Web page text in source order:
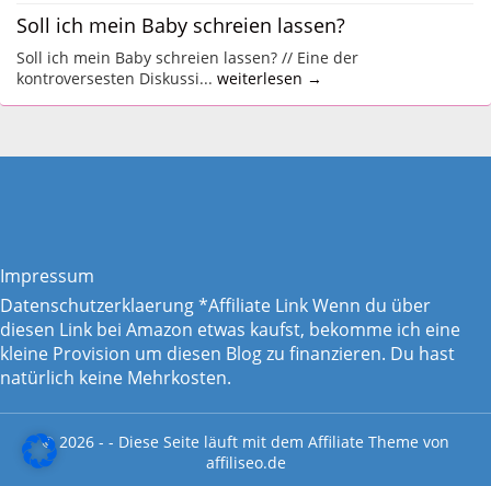
Soll ich mein Baby schreien lassen?
Soll ich mein Baby schreien lassen? // Eine der
kontroversesten Diskussi... weiterlesen →
Impressum
Datenschutzerklaerung*Affiliate Link Wenn du über
diesen Link bei Amazon etwas kaufst, bekomme ich eine
kleine Provision um diesen Blog zu finanzieren. Du hast
natürlich keine Mehrkosten.
© 2026 - - Diese Seite läuft mit dem Affiliate Theme von
affiliseo.de